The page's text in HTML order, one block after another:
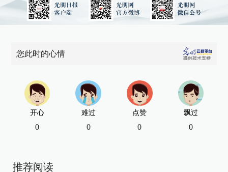
您此时的心情
开心
0
难过
0
点赞
0
飘过
0
推荐阅读